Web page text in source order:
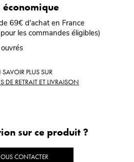
économique
69€ d'achat en France
les commandes éligibles)
SAVOIR PLUS SUR
DE RETRAIT ET LIVRAISON
sur ce produit ?
CONTACTER